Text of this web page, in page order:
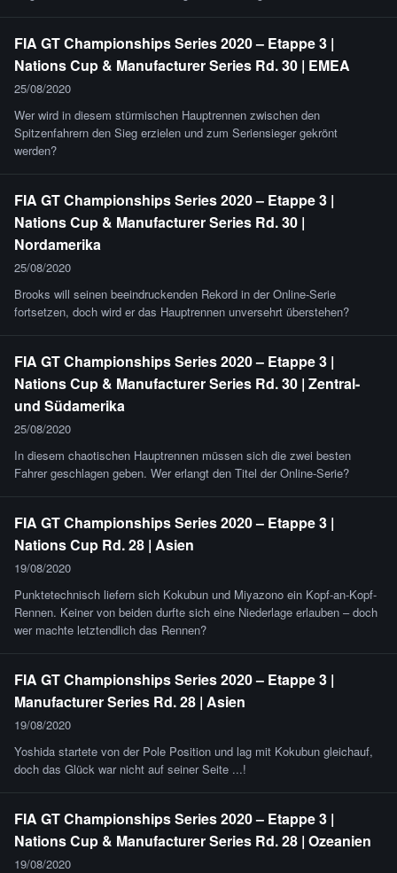
FIA GT Championships Series 2020 – Etappe 3 |
Nations Cup & Manufacturer Series Rd. 30 | EMEA
25/08/2020
Wer wird in diesem stürmischen Hauptrennen zwischen den
Spitzenfahrern den Sieg erzielen und zum Seriensieger gekrönt
werden?
FIA GT Championships Series 2020 – Etappe 3 |
Nations Cup & Manufacturer Series Rd. 30 |
Nordamerika
25/08/2020
Brooks will seinen beeindruckenden Rekord in der Online-Serie
fortsetzen, doch wird er das Hauptrennen unversehrt überstehen?
FIA GT Championships Series 2020 – Etappe 3 |
Nations Cup & Manufacturer Series Rd. 30 | Zentral-
und Südamerika
25/08/2020
In diesem chaotischen Hauptrennen müssen sich die zwei besten
Fahrer geschlagen geben. Wer erlangt den Titel der Online-Serie?
FIA GT Championships Series 2020 – Etappe 3 |
Nations Cup Rd. 28 | Asien
19/08/2020
Punktetechnisch liefern sich Kokubun und Miyazono ein Kopf-an-Kopf-
Rennen. Keiner von beiden durfte sich eine Niederlage erlauben – doch
wer machte letztendlich das Rennen?
FIA GT Championships Series 2020 – Etappe 3 |
Manufacturer Series Rd. 28 | Asien
19/08/2020
Yoshida startete von der Pole Position und lag mit Kokubun gleichauf,
doch das Glück war nicht auf seiner Seite ...!
FIA GT Championships Series 2020 – Etappe 3 |
Nations Cup & Manufacturer Series Rd. 28 | Ozeanien
19/08/2020